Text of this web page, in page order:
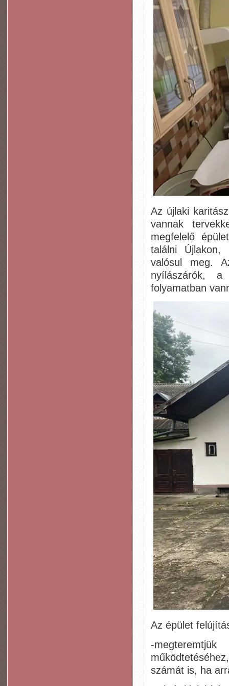
Az újlaki
vannak
megfelelő
találni Újlakon,
valósul meg.
nyílászárók,
folyamatban
Az épület
-
számát is, ha